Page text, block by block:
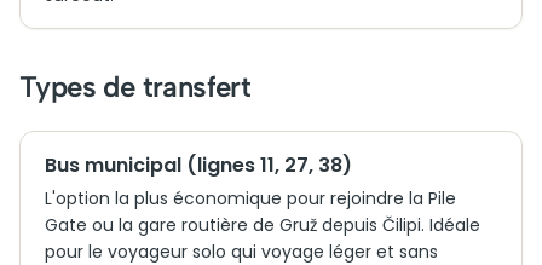
Types de transfert
Bus municipal (lignes 11, 27, 38)
L'option la plus économique pour rejoindre la Pile
Gate ou la gare routière de Gruž depuis Čilipi. Idéale
pour le voyageur solo qui voyage léger et sans